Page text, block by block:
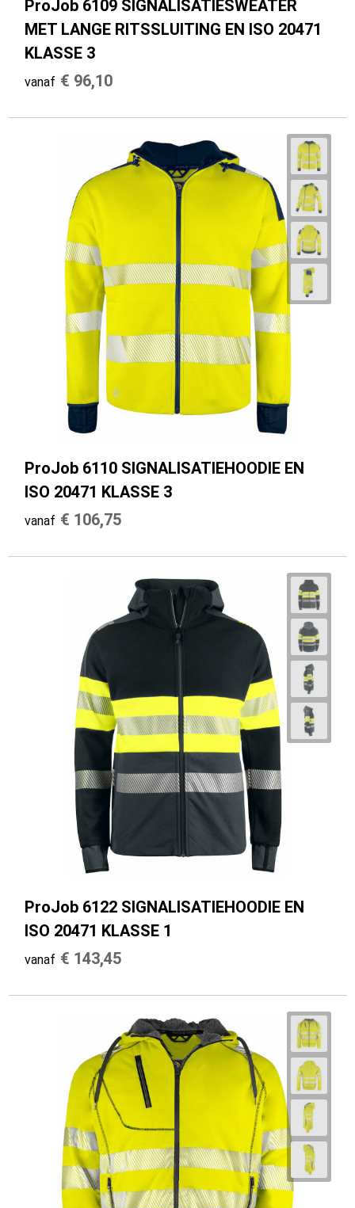
ProJob 6109 SIGNALISATIESWEATER
MET LANGE RITSSLUITING EN ISO 20471
KLASSE 3
vanaf € 96,10
ProJob 6110 SIGNALISATIEHOODIE EN
ISO 20471 KLASSE 3
vanaf € 106,75
ProJob 6122 SIGNALISATIEHOODIE EN
ISO 20471 KLASSE 1
vanaf € 143,45